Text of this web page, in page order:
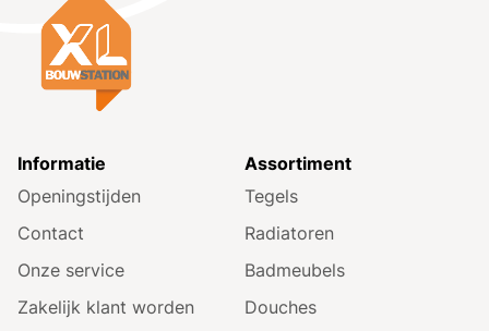
Informatie
Openingstijden
Contact
Onze service
Zakelijk klant worden
Assortiment
Tegels
Radiatoren
Badmeubels
Douches